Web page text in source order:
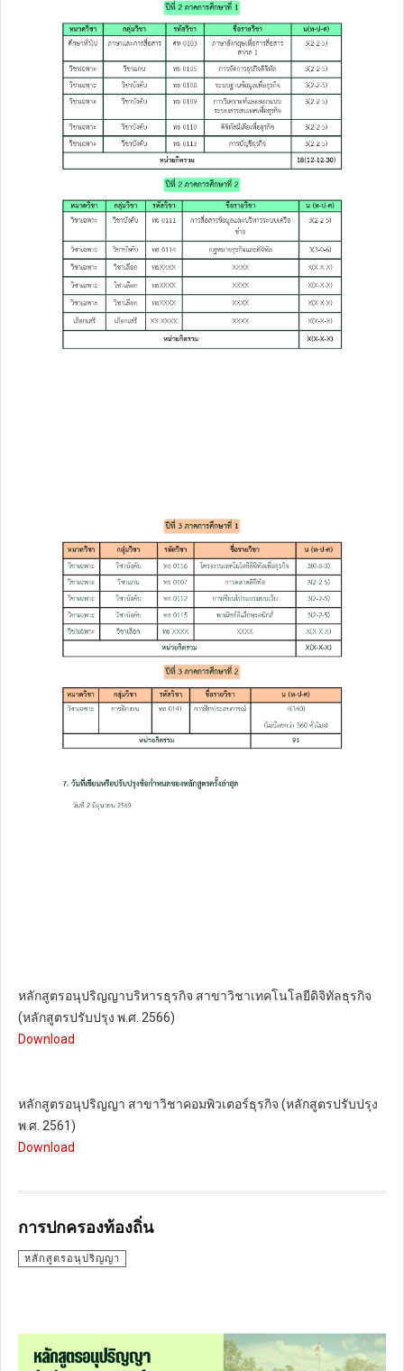
หลักสูตรอนุปริญญาบริหารธุรกิจ สาขาวิชาเทคโนโลยีดิจิทัลธุรกิจ
(หลักสูตรปรับปรุง พ.ศ. 2566)
Download
หลักสูตรอนุปริญญา สาขาวิชาคอมพิวเตอร์ธุรกิจ (หลักสูตรปรับปรุง
พ.ศ. 2561)
Download
การปกครองท้องถิ่น
หลักสูตรอนุปริญญา